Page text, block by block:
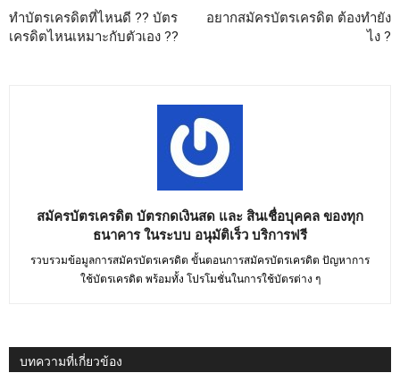
ทำบัตรเครดิตที่ไหนดี ?? บัตร
เครดิตไหนเหมาะกับตัวเอง ??
อยากสมัครบัตรเครดิต ต้องทำยัง
ไง ?
สมัครบัตรเครดิต บัตรกดเงินสด และ สินเชื่อบุคคล ของทุก
ธนาคาร ในระบบ อนุมัติเร็ว บริการฟรี
รวบรวมข้อมูลการสมัครบัตรเครดิต ขั้นตอนการสมัครบัตรเครดิต ปัญหาการ
ใช้บัตรเครดิต พร้อมทั้ง โปรโมชั่นในการใช้บัตรต่าง ๆ
บทความที่เกี่ยวข้อง